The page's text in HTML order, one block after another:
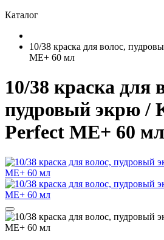
Каталог
10/38 краска для волос,
ME+ 60 мл
10/38 краска для
пудровый экрю /
Perfect ME+ 60 мл